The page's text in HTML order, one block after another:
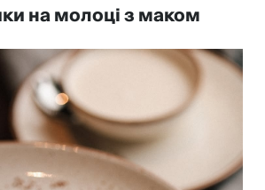
на молоці з маком